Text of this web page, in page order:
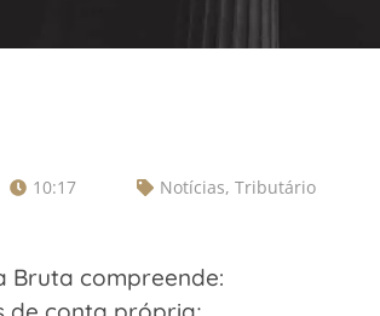
10:17 Notícias, Tributário
Bruta compreende: